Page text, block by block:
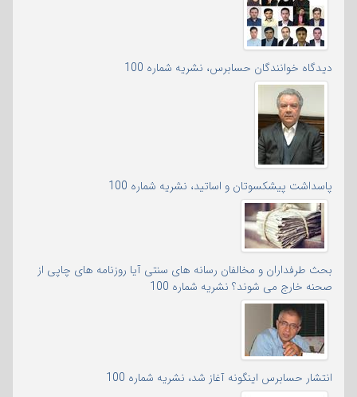
دیدگاه خوانندگان حسابرس، نشریه شماره 100
پاسداشت پیشکسوتان و اساتید، نشریه شماره 100
بحث طرفداران و مخالفان رسانه های سنتی آیا روزنامه های چاپی از
صحنه خارج می شوند؟ نشریه شماره 100
انتشار حسابرس اینگونه آغاز شد، نشریه شماره 100